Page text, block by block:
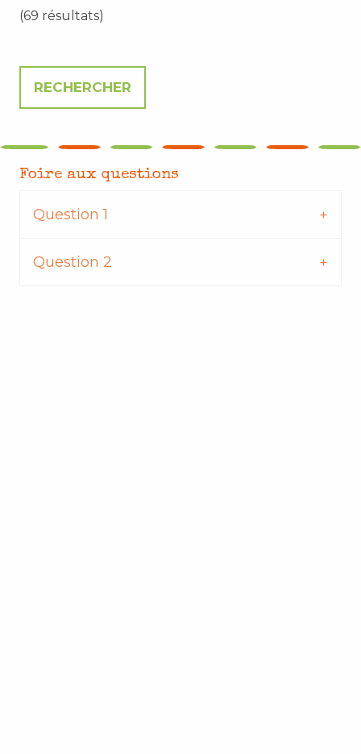
(69 résultats)
Foire aux questions
Question 1
Question 2